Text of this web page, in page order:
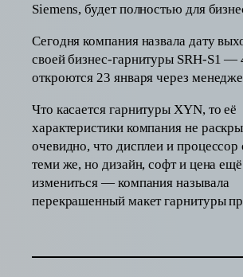
Siemens, будет полностью для
Сегодня компания назвала дату
своей бизнес-гарнитуры SRH-S1 —
откроются 23 января через
Что касается гарнитуры XYN, то её
характеристики компания не
очевидно, что дисплеи и процессор
теми же, но дизайн, софт и цена
измениться — компания называла
перекрашенный макет гарнитуры